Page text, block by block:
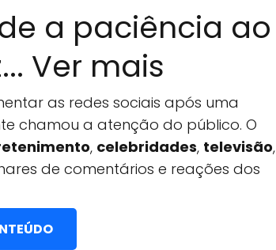
a paciência ao
Ver mais
as redes sociais após uma
chamou a atenção do público. O
, celebridades, televisão,
de comentários e reações dos